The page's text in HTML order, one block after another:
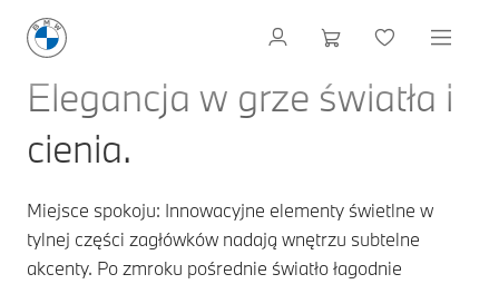
Elegancja w grze światła i
cienia.
Miejsce spokoju: Innowacyjne elementy świetlne w
tylnej części zagłówków nadają wnętrzu subtelne
akcenty. Po zmroku pośrednie światło łagodnie